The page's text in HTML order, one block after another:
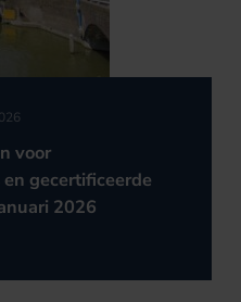
voor
gecertificeerde
2026